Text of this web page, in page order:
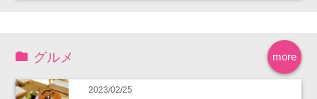
more
グルメ
2023/02/25